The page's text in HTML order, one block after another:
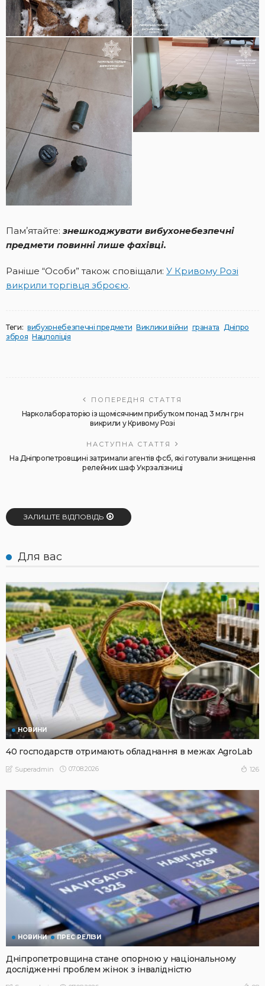
Памʼятайте: знешкоджувати вибухонебезпечні
предмети повинні лише фахівці.
Раніше “Особи” також сповіщали: У Кривому Розі
викрили торгівця зброєю.
Теги: вибухонебезпечні предмети Виклики війни граната Дніпро
зброя Нацполіція
ПОПЕРЕДНЯ СТАТТЯ
Нарколабораторію із щомісячним прибутком понад 3 млн грн
викрили у Кривому Розі
НАСТУПНА СТАТТЯ
На Дніпропетровщині затримали агентів фсб, які готували знищення
релейних шаф Укрзалізниці
ЗАЛИШТЕ ВІДПОВІДЬ
Для вас
НОВИНИ
40 господарств отримають обладнання в межах AgroLab
Superadmin 07.08.2026 126
НОВИНИ ПРЕС РЕЛІЗИ
Дніпропетровщина стане опорною у національному
дослідженні проблем жінок з інвалідністю